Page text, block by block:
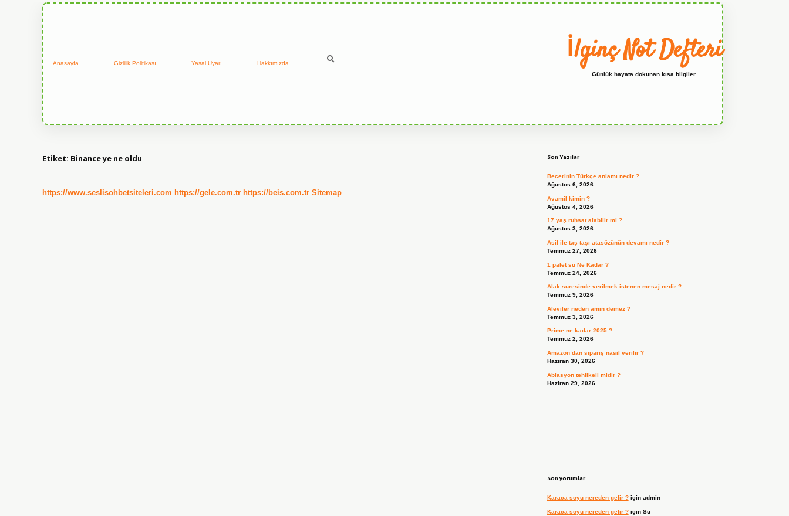
Anasayfa Gizlilik Politikası Yasal Uyarı Hakkımızda İlginç Not Defteri
Günlük hayata dokunan kısa bilgiler.
Etiket: Binance ye ne oldu
https://www.seslisohbetsiteleri.com https://gele.com.tr https://beis.com.tr Sitemap
Son Yazılar
Becerinin Türkçe anlamı nedir ?
Ağustos 6, 2026
Avamil kimin ?
Ağustos 4, 2026
17 yaş ruhsat alabilir mi ?
Ağustos 3, 2026
Asil ile taş taşı atasözünün devamı nedir ?
Temmuz 27, 2026
1 palet su Ne Kadar ?
Temmuz 24, 2026
Alak suresinde verilmek istenen mesaj nedir ?
Temmuz 9, 2026
Aleviler neden amin demez ?
Temmuz 3, 2026
Prime ne kadar 2025 ?
Temmuz 2, 2026
Amazon’dan sipariş nasıl verilir ?
Haziran 30, 2026
Ablasyon tehlikeli midir ?
Haziran 29, 2026
Son yorumlar
Karaca soyu nereden gelir ?için admin
Karaca soyu nereden gelir ?için Su